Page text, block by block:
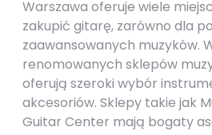
Warszawa oferuje wiele
zakupić gitarę, zarówno dla
zaawansowanych muzyków.
renomowanych sklepów
oferują szeroki wybór
akcesoriów. Sklepy takie jak
Guitar Center mają bogaty